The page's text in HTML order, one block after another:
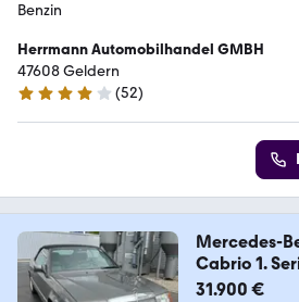
Benzin
Herrmann Automobilhandel GMBH
47608 Geldern
4 Sterne
(52)
Mercedes-
Cabrio 1.
48tkm
31.900 €